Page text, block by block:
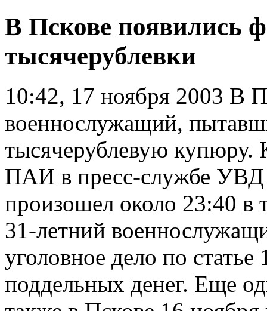
В Пскове появились
тысячерублевки
10:42, 17 ноября 2003 В
военнослужащий,
тысячерублевую купюру.
ПАИ в пресс-службе УВД
произошел около 23:40 в
31-летний
уголовное дело по
поддельных денег. Еще